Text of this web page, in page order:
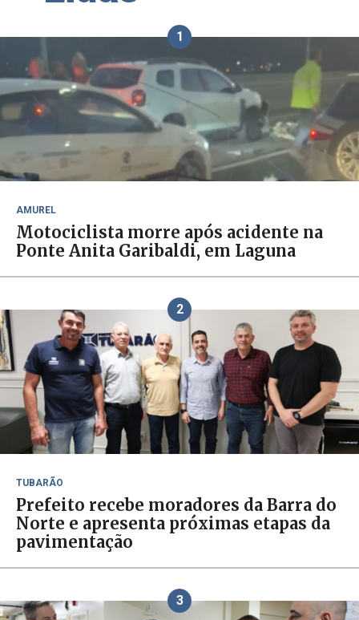
1
AMUREL
Motociclista morre após acidente na
Ponte Anita Garibaldi, em Laguna
2
TUBARÃO
Prefeito recebe moradores da Barra do
Norte e apresenta próximas etapas da
pavimentação
3